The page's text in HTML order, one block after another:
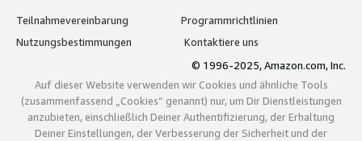
Teilnahmevereinbarung
Programmrichtlinien
Nutzungsbestimmungen
Kontaktiere uns
© 1996-2025, Amazon.com, Inc.
Auf dieser Website verwenden wir Cookies und ähnliche Tools
(zusammenfassend „Cookies“ genannt) nur, um Dir Dienstleistungen
anzubieten, einschließlich Deiner Authentifizierung, der Erhaltung
Deiner Einstellungen, der Verbesserung der Sicherheit und der